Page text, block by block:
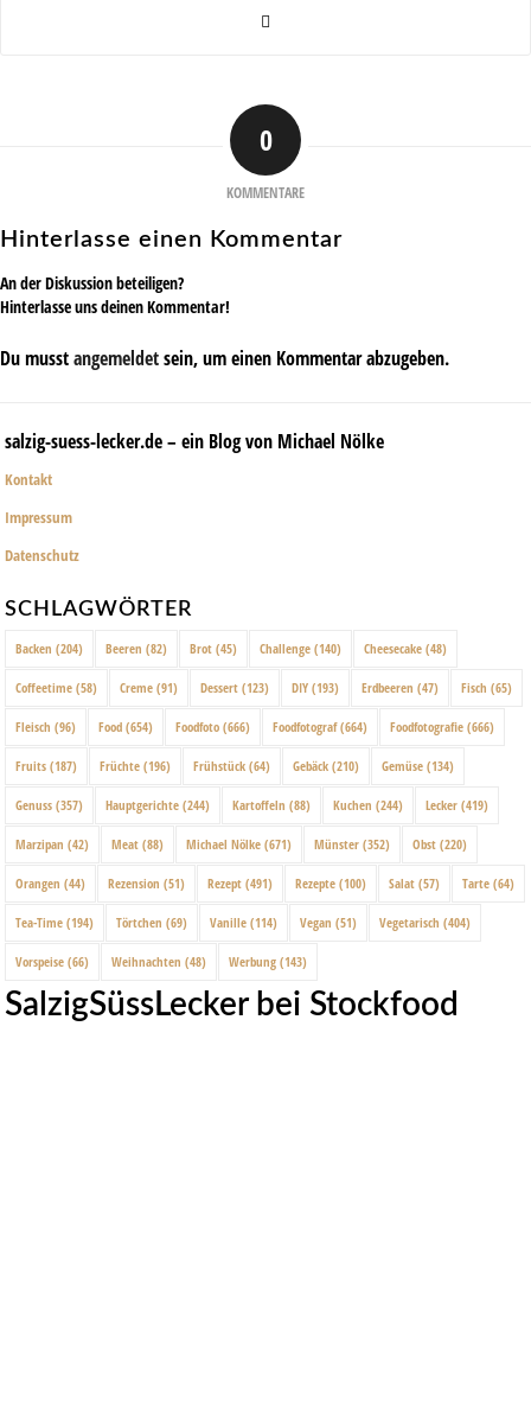
0
KOMMENTARE
Hinterlasse einen Kommentar
An der Diskussion beteiligen?
Hinterlasse uns deinen Kommentar!
Du musstangemeldetsein, um einen Kommentar abzugeben.
salzig-suess-lecker.de – ein Blog von Michael Nölke
Kontakt
Impressum
Datenschutz
SCHLAGWÖRTER
Backen (204) Beeren (82) Brot (45) Challenge (140) Cheesecake (48)
Coffeetime (58) Creme (91) Dessert (123) DIY (193) Erdbeeren (47) Fisch (65)
Fleisch (96) Food (654) Foodfoto (666) Foodfotograf(664) Foodfotografie (666)
Fruits (187) Früchte (196) Frühstück (64) Gebäck (210) Gemüse (134)
Genuss (357) Hauptgerichte (244) Kartoffeln (88) Kuchen (244) Lecker (419)
Marzipan (42) Meat (88) Michael Nölke (671) Münster (352) Obst (220)
Orangen (44) Rezension (51) Rezept (491) Rezepte (100) Salat (57) Tarte (64)
Tea-Time (194) Törtchen (69) Vanille (114) Vegan (51) Vegetarisch (404)
Vorspeise (66) Weihnachten (48) Werbung (143)
SalzigSüssLecker bei Stockfood